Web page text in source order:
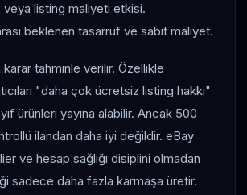
listing maliyeti etkisi.
beklenen tasarruf ve sabit maliyet.
tahminle verilir. Özellikle
"daha çok ücretsiz listing hakkı"
ürünleri yayına alabilir. Ancak 500
ilandan daha iyi değildir. eBay
ve hesap sağlığı disiplini olmadan
sadece daha fazla karmaşa üretir.